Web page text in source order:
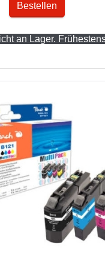
Bestellen
an Lager.